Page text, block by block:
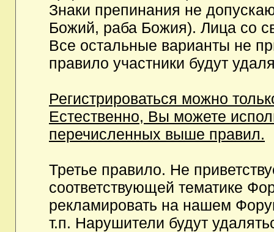
Знаки препинания не
Божий, раба Божия). Лица со
Все остальные варианты не
правило участники будут
Регистрироваться можно
Естественно, Вы можете
перечисленных выше правил.
Третье правило. Не
соответствующей тематике
рекламировать на нашем
т.п. Нарушители будут